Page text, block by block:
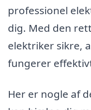
professionel
dig. Med den
elektriker sikre,
fungerer
Her er nogle af